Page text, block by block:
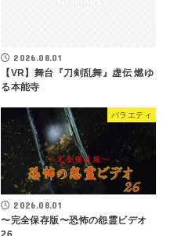
2026.08.01
【VR】舞台『刀剣乱舞』虚伝 燃ゆ
る本能寺
バラエティ
2026.08.01
〜完全保存版〜恐怖の怨霊ビデオ